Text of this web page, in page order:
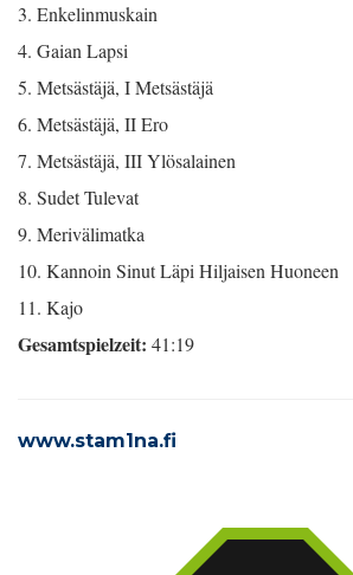
3. Enkelinmuskain
4. Gaian Lapsi
5. Metsästäjä, I Metsästäjä
6. Metsästäjä, II Ero
7. Metsästäjä, III Ylösalainen
8. Sudet Tulevat
9. Merivälimatka
10. Kannoin Sinut Läpi Hiljaisen Huoneen
11. Kajo
Gesamtspielzeit: 41:19
www.stam1na.fi